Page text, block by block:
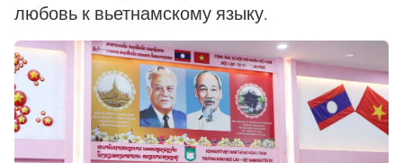
любовь к вьетнамскому языку.